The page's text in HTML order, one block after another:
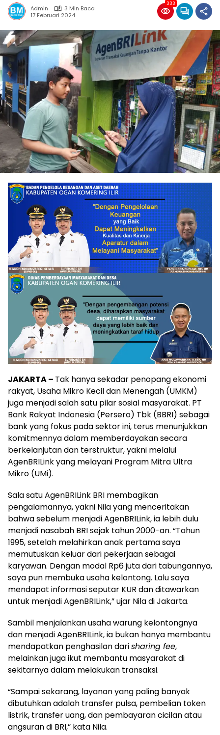
Admin
3 Min Baca
17 Februari 2024
333
JAKARTA – Tak hanya sekadar penopang ekonomi
rakyat, Usaha Mikro Kecil dan Menengah (UMKM)
juga menjadi salah satu pilar sosial masyarakat. PT
Bank Rakyat Indonesia (Persero) Tbk (BBRI) sebagai
bank yang fokus pada sektor ini, terus menunjukkan
komitmennya dalam memberdayakan secara
berkelanjutan dan terstruktur, yakni melalui
AgenBRILink yang melayani Program Mitra Ultra
Mikro (UMi).
Sala satu AgenBRILink BRI membagikan
pengalamannya, yakni Nila yang menceritakan
bahwa sebelum menjadi AgenBRILink, ia lebih dulu
menjadi nasabah BRI sejak tahun 2000-an. “Tahun
1995, setelah melahirkan anak pertama saya
memutuskan keluar dari pekerjaan sebagai
karyawan. Dengan modal Rp6 juta dari tabungannya,
saya pun membuka usaha kelontong. Lalu saya
mendapat informasi seputar KUR dan ditawarkan
untuk menjadi AgenBRILink,” ujar Nila di Jakarta.
Sambil menjalankan usaha warung kelontongnya
dan menjadi AgenBRILink, ia bukan hanya membantu
mendapatkan penghasilan darisharing fee,
melainkan juga ikut membantu masyarakat di
sekitarnya dalam melakukan transaksi.
“Sampai sekarang, layanan yang paling banyak
dibutuhkan adalah transfer pulsa, pembelian token
listrik, transfer uang, dan pembayaran cicilan atau
angsuran di BRI,” kata Nila.